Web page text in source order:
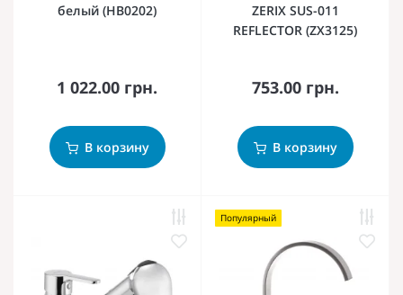
белый (HB0202)
1 022.00 грн.
В корзину
ZERIX SUS-011
REFLECTOR (ZX3125)
753.00 грн.
В корзину
Популярный